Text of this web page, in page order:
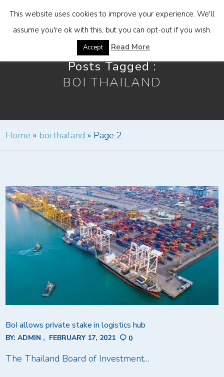
Posts Tagged :
BOI THAILAND
Home » boi thailand » Page 2
BoI allows private stake in logistics hub
BY:ADMIN FEBRUARY 17, 2021 0
The Thailand Board of Investment…
This website uses cookies to improve your experience. We'll
assume you're ok with this, but you can opt-out if you wish.
Accept Read More